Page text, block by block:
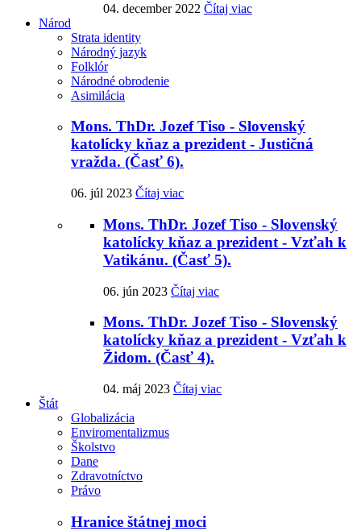
04. december 2022 Čítaj viac
Národ
Strata identity
Národný jazyk
Folklór
Národné obrodenie
Asimilácia
Mons. ThDr. Jozef Tiso - Slovenský
katolícky kňaz a prezident - Justičná
vražda. (Časť 6).
06. júl 2023 Čítaj viac
Mons. ThDr. Jozef Tiso - Slovenský
katolícky kňaz a prezident - Vzťah k
Vatikánu. (Časť 5).
06. jún 2023 Čítaj viac
Mons. ThDr. Jozef Tiso - Slovenský
katolícky kňaz a prezident - Vzťah k
Židom. (Časť 4).
04. máj 2023 Čítaj viac
Štát
Globalizácia
Enviromentalizmus
Školstvo
Dane
Zdravotníctvo
Právo
Hranice štátnej moci